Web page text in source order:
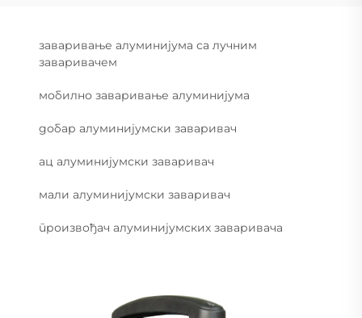
заваривање алуминијума са лучним
заваривачем
мобилно заваривање алуминијума
добар алуминијумски заваривач
ац алуминијумски заваривач
мали алуминијумски заваривач
произвођач алуминијумских заваривача